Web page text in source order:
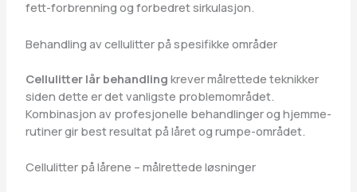
fett-forbrenning og forbedret sirkulasjon.
Behandling av cellulitter på spesifikke områder
Cellulitter lår behandling krever målrettede teknikker
siden dette er det vanligste problemområdet.
Kombinasjon av profesjonelle behandlinger og hjemme-
rutiner gir best resultat på låret og rumpe-området.
Cellulitter på lårene – målrettede løsninger